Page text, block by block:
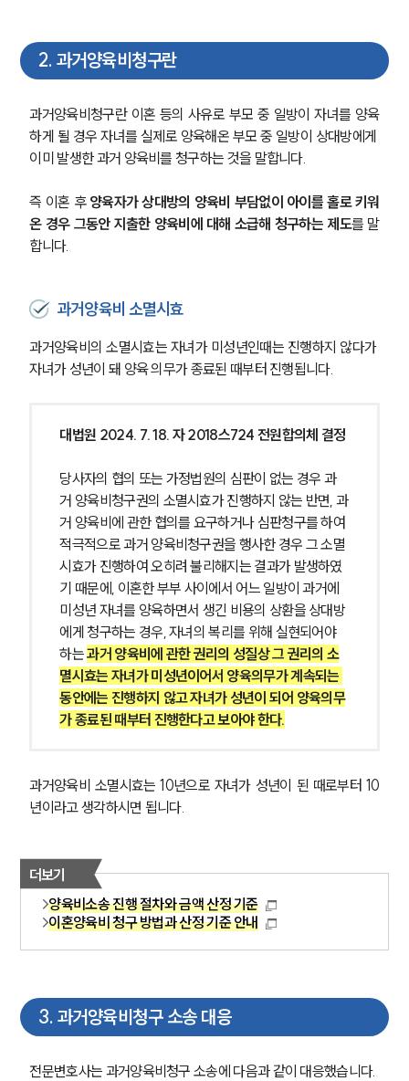
2. 과거양육비청구란
과거양육비청구란 이혼 등의 사유로 부모 중 일방이 자녀를 양육
하게 될 경우 자녀를 실제로 양육해온 부모 중 일방이 상대방에게
이미 발생한 과거 양육비를 청구하는 것을 말합니다.
즉 이혼 후 양육자가 상대방의 양육비 부담없이 아이를 홀로 키워
온 경우 그동안 지출한 양육비에 대해 소급해 청구하는 제도를 말
합니다.
과거양육비 소멸시효
과거양육비의 소멸시효는 자녀가 미성년인때는 진행하지 않다가
자녀가 성년이 돼 양육 의무가 종료된 때부터 진행됩니다.
대법원 2024. 7. 18. 자 2018스724 전원합의체 결정
당사자의 협의 또는 가정법원의 심판이 없는 경우 과
거 양육비청구권의 소멸시효가 진행하지 않는 반면, 과
거 양육비에 관한 협의를 요구하거나 심판청구를 하여
적극적으로 과거 양육비청구권을 행사한 경우 그 소멸
시효가 진행하여 오히려 불리해지는 결과가 발생하였
기 때문에, 이혼한 부부 사이에서 어느 일방이 과거에
미성년 자녀를 양육하면서 생긴 비용의 상환을 상대방
에게 청구하는 경우, 자녀의 복리를 위해 실현되어야
하는 과거 양육비에 관한 권리의 성질상 그 권리의 소
멸시효는 자녀가 미성년이어서 양육의무가 계속되는
동안에는 진행하지 않고 자녀가 성년이 되어 양육의무
가 종료된 때부터 진행한다고 보아야 한다.
과거양육비 소멸시효는 10년으로 자녀가 성년이 된 때로부터 10
년이라고 생각하시면 됩니다.
더보기
양육비소송 진행 절차와 금액 산정 기준
이혼양육비 청구 방법과 산정 기준 안내
3. 과거양육비청구 소송 대응
전문변호사는 과거양육비청구 소송에 다음과 같이 대응했습니다.